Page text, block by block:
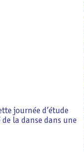
journée d’étude
la danse dans une